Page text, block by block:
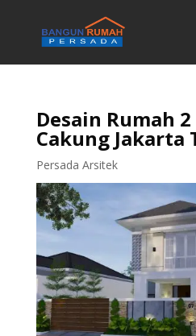
Desain Rumah
Cakung Jakarta
Persada Arsitek